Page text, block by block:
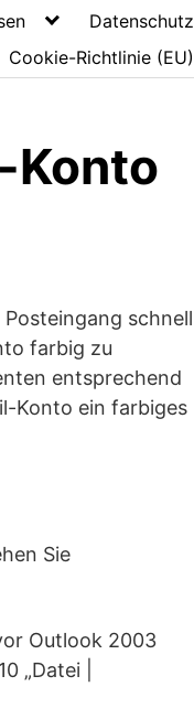
Datenschutz
Cookie-Richtlinie (EU)
Konto
schnell
farbig zu
entsprechend
Konto ein farbiges
Sie
Outlook 2003
„Datei |